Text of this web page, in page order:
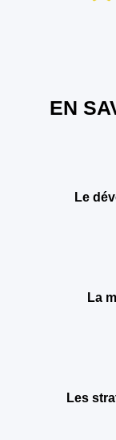
EN
Le
La
Les